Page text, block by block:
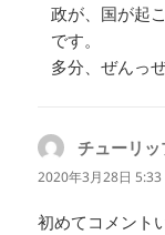
政が、国が起
です。
多分、ぜんっ
チューリッ
2020年3月28日 5:33
初めてコメント